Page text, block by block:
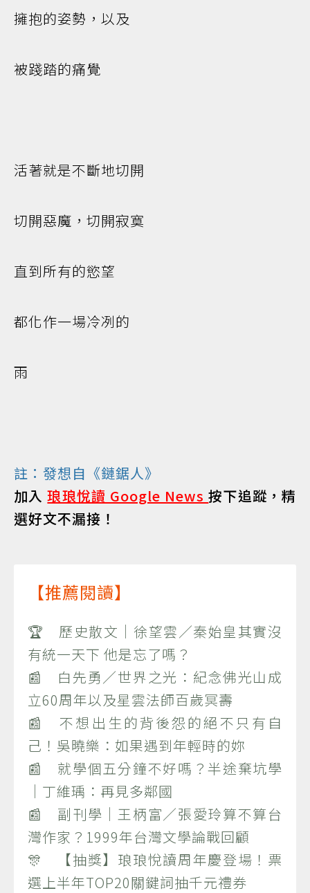
擁抱的姿勢，以及
被踐踏的痛覺
活著就是不斷地切開
切開惡魔，切開寂寞
直到所有的慾望
都化作一場冷冽的
雨
註：發想自《鏈鋸人》
加入琅琅悅讀 Google News按下追蹤，精
選好文不漏接！
【推薦閱讀】
🏆 歷史散文｜徐望雲／秦始皇其實沒
有統一天下 他是忘了嗎？
📰 白先勇／世界之光：紀念佛光山成
立60周年以及星雲法師百歲冥壽
📰 不想出生的背後怨的絕不只有自
己！吳曉樂：如果遇到年輕時的妳
📰 就學個五分鐘不好嗎？半途棄坑學
｜丁維瑀：再見多鄰國
📰 副刊學｜王柄富／張愛玲算不算台
灣作家？1999年台灣文學論戰回顧
🎊 【抽獎】琅琅悅讀周年慶登場！票
選上半年TOP20關鍵詞抽千元禮券